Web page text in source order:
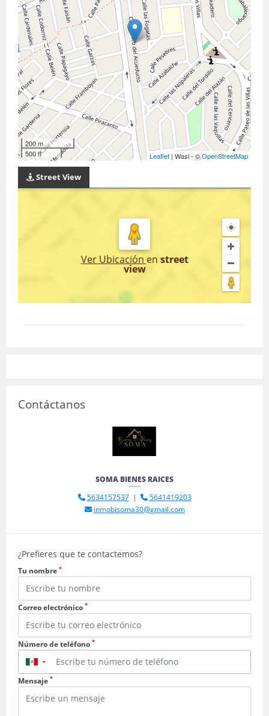
200 m
500 ft
Leaflet | Wasi - ©OpenStreetMap
Street View
Ver Ubicación en street
view
Contáctanos
SOMA BIENES RAICES
5634157537|
5641419203
inmobisoma30@gmail.com
¿Prefieres que te contactemos?
Tu nombre *
Correo electrónico *
Número de teléfono *
▼
Mensaje *